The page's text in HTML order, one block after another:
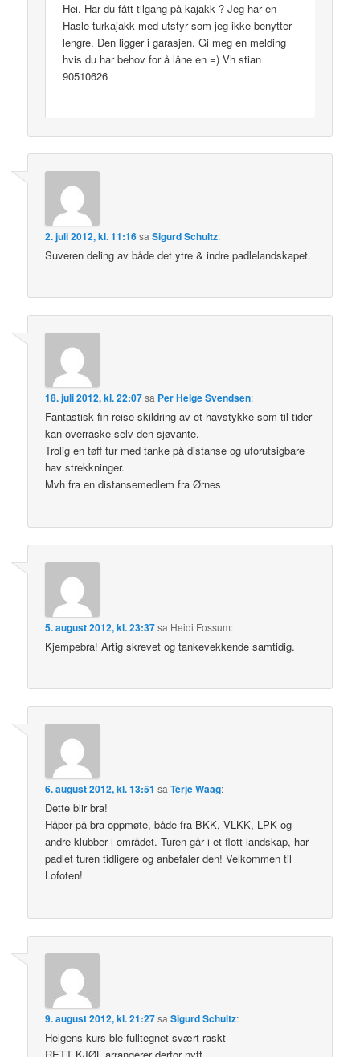
Hei. Har du fått tilgang på kajakk ? Jeg har en
Hasle turkajakk med utstyr som jeg ikke benytter
lengre. Den ligger i garasjen. Gi meg en melding
hvis du har behov for å låne en =) Vh stian
90510626
2. juli 2012, kl. 11:16sa Sigurd Schultz:
Suveren deling av både det ytre & indre padlelandskapet.
18. juli 2012, kl. 22:07sa Per Helge Svendsen:
Fantastisk fin reise skildring av et havstykke som til tider
kan overraske selv den sjøvante.
Trolig en tøff tur med tanke på distanse og uforutsigbare
hav strekkninger.
Mvh fra en distansemedlem fra Ørnes
5. august 2012, kl. 23:37sa Heidi Fossum:
Kjempebra! Artig skrevet og tankevekkende samtidig.
6. august 2012, kl. 13:51 sa Terje Waag:
Dette blir bra!
Håper på bra oppmøte, både fra BKK, VLKK, LPK og
andre klubber i området. Turen går i et flott landskap, har
padlet turen tidligere og anbefaler den! Velkommen til
Lofoten!
9. august 2012, kl. 21:27sa Sigurd Schultz:
Helgens kurs ble fulltegnet svært raskt